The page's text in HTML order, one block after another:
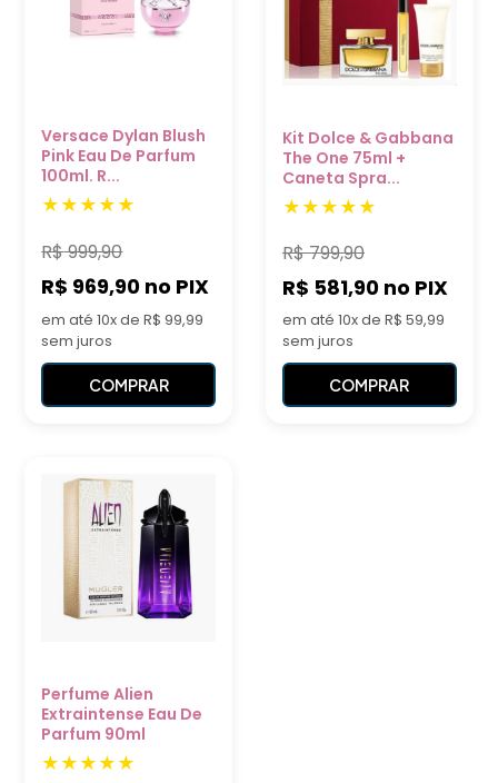
Versace Dylan Blush
Pink Eau De Parfum
100ml. R...
R$999,90
R$ 969,90 no PIX
em até 10x de R$ 99,99
sem juros
COMPRAR
Kit Dolce & Gabbana
The One 75ml +
Caneta Spra...
R$799,90
R$ 581,90 no PIX
em até 10x de R$ 59,99
sem juros
COMPRAR
Perfume Alien
Extraintense Eau De
Parfum 90ml